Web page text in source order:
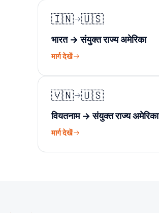
🇮🇳 🇺🇸
भारत → संयुक्त राज्य अमेरिका
मार्ग देखें
🇻🇳 🇺🇸
वियतनाम → संयुक्त राज्य अमेरिका
मार्ग देखें